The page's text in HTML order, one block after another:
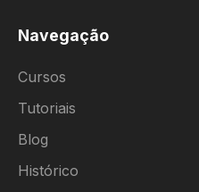
Navegação
Cursos
Tutoriais
Blog
Histórico